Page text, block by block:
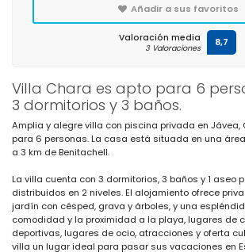
Villa Chara es apto para 6
3 dormitorios y 3 baños.
Amplia y alegre villa con piscina privada en Jávea,
para 6 personas. La casa está situada en una
a 3 km de Benitachell.
La villa cuenta con 3 dormitorios, 3 baños y 1 aseo
distribuidos en 2 niveles. El alojamiento ofrece
jardín con césped, grava y árboles, y una
comodidad y la proximidad a la playa, lugares de
deportivas, lugares de ocio, atracciones y oferta
villa un lugar ideal para pasar sus vacaciones en
Añadir a sus favoritos
Valoración media
3 Valoraciones 8,7